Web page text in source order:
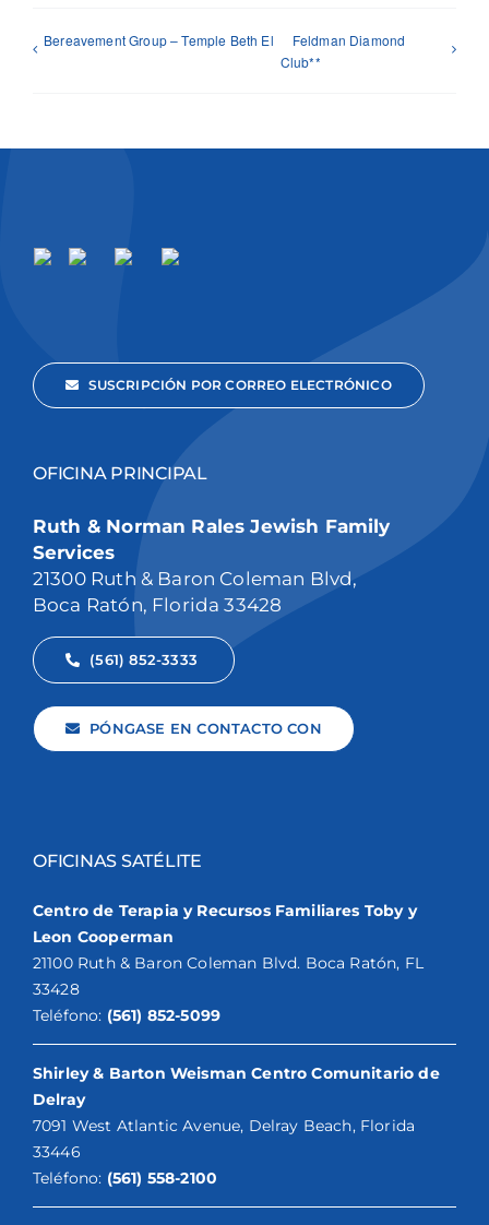
Bereavement Group – Temple Beth El
Feldman Diamond
Club**
SUSCRIPCIÓN POR CORREO ELECTRÓNICO
OFICINA PRINCIPAL
Ruth & Norman Rales Jewish Family
Services
21300 Ruth & Baron Coleman Blvd,
Boca Ratón, Florida 33428
(561) 852-3333
PÓNGASE EN CONTACTO CON
OFICINAS SATÉLITE
Centro de Terapia y Recursos Familiares Toby y
Leon Cooperman
21100 Ruth & Baron Coleman Blvd. Boca Ratón, FL
33428
Teléfono: (561) 852-5099
Shirley & Barton Weisman Centro Comunitario de
Delray
7091 West Atlantic Avenue, Delray Beach, Florida
33446
Teléfono: (561) 558-2100